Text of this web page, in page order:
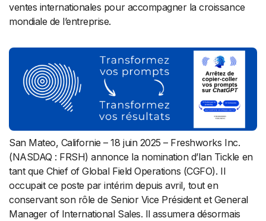
ventes internationales pour accompagner la croissance
mondiale de l’entreprise.
San Mateo, Californie – 18 juin 2025 – Freshworks Inc.
(NASDAQ : FRSH) annonce la nomination d’Ian Tickle en
tant que Chief of Global Field Operations (CGFO). Il
occupait ce poste par intérim depuis avril, tout en
conservant son rôle de Senior Vice Président et General
Manager of International Sales. Il assumera désormais